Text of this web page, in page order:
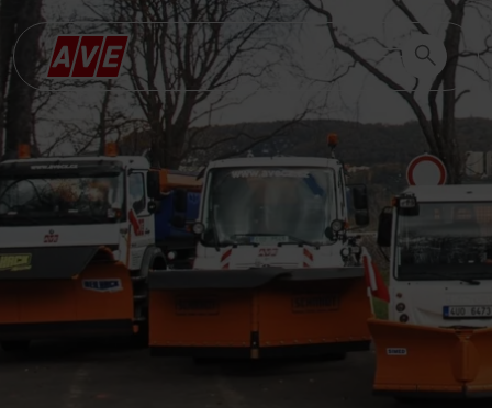
Vyhledávání